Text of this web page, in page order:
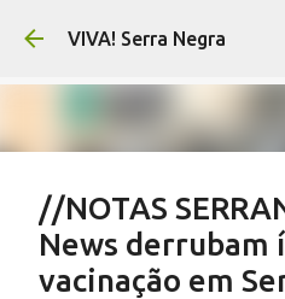
Pular para o
VIVA! Serra Negra
//NOTAS
News derrubam
vacinação em